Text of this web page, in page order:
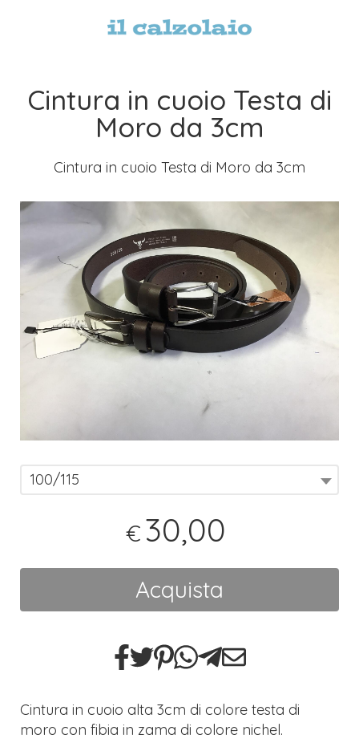
Cintura in cuoio Testa di
Moro da 3cm
Cintura in cuoio Testa di Moro da 3cm
100/115
€ 30,00
Acquista
Cintura in cuoio alta 3cm di colore testa di
moro con fibia in zama di colore nichel.